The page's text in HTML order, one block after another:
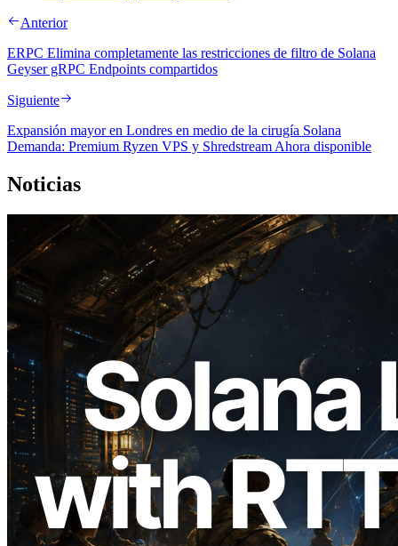
Anterior
ERPC Elimina completamente las restricciones de filtro de Solana
Geyser gRPC Endpoints compartidos
Siguiente
Expansión mayor en Londres en medio de la cirugía Solana
Demanda: Premium Ryzen VPS y Shredstream Ahora disponible
Noticias
2026.08.05
ERPC amplía la Leader Slot API de
Solana con medición de ping desde 7
regiones globales — También se lanza la
Validators Information API